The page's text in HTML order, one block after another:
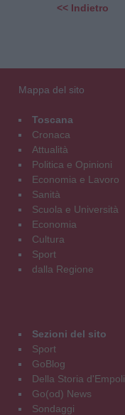
<< Indietro
Mappa del sito
Toscana
Cronaca
Attualità
Politica e Opinioni
Economia e Lavoro
Sanità
Scuola e Università
Economia
Cultura
Sport
dalla Regione
Sezioni del sito
Sport
GoBlog
Della Storia d'Empoli
Go(od) News
Sondaggi